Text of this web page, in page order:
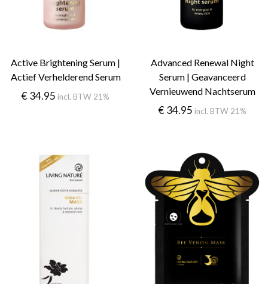
Active Brightening Serum |
Actief Verhelderend Serum
€34.95 incl. BTW 21%
Advanced Renewal Night
Serum | Geavanceerd
Vernieuwend Nachtserum
€34.95 incl. BTW 21%